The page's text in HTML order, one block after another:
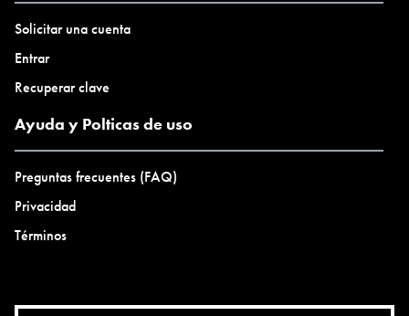
Solicitar una cuenta
Entrar
Recuperar clave
Ayuda y Polticas de uso
Preguntas frecuentes (FAQ)
Privacidad
Términos